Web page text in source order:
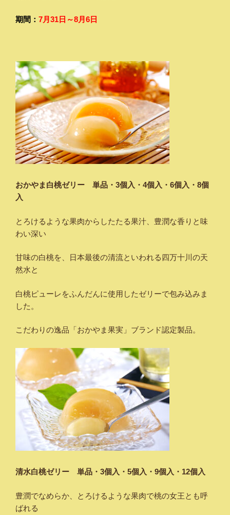
期間： 7月31日～8月6日
おかやま白桃ゼリー 単品・3個入・ 4個入・6個入・8個
入
とろけるような果肉からしたたる果汁、豊潤な香りと味
わい深い
甘味の白桃を、日本最後の清流といわれる四万十川の天
然水と
白桃ピューレをふんだんに使用したゼリーで包み込みま
した。
こだわりの逸品「おかやま果実」ブランド認定製品。
清水白桃ゼリー 単品・3個入・5個入・9個入・12個入
豊潤でなめらか、とろけるような果肉で桃の女王とも呼
ばれる